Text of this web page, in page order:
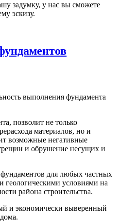
задумку, у нас вы сможете
эскизу.
выполнения фундамента
позволит не только
материалов, но и
возможные негативные
и обрушение несущих и
для любых частных
условиями на
района строительства.
и экономически выверенный